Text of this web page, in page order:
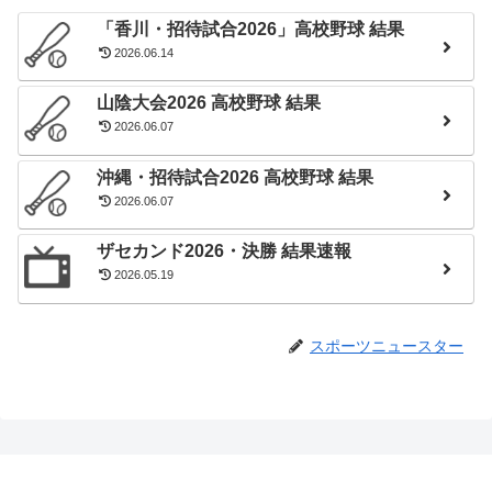
「香川・招待試合2026」高校野球 結果
2026.06.14
山陰大会2026 高校野球 結果
2026.06.07
沖縄・招待試合2026 高校野球 結果
2026.06.07
ザセカンド2026・決勝 結果速報
2026.05.19
スポーツニュースター